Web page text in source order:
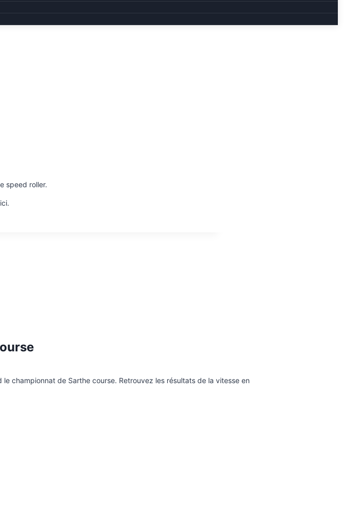
speed roller.
championnat de Sarthe course. Retrouvez les résultats de la vitesse en